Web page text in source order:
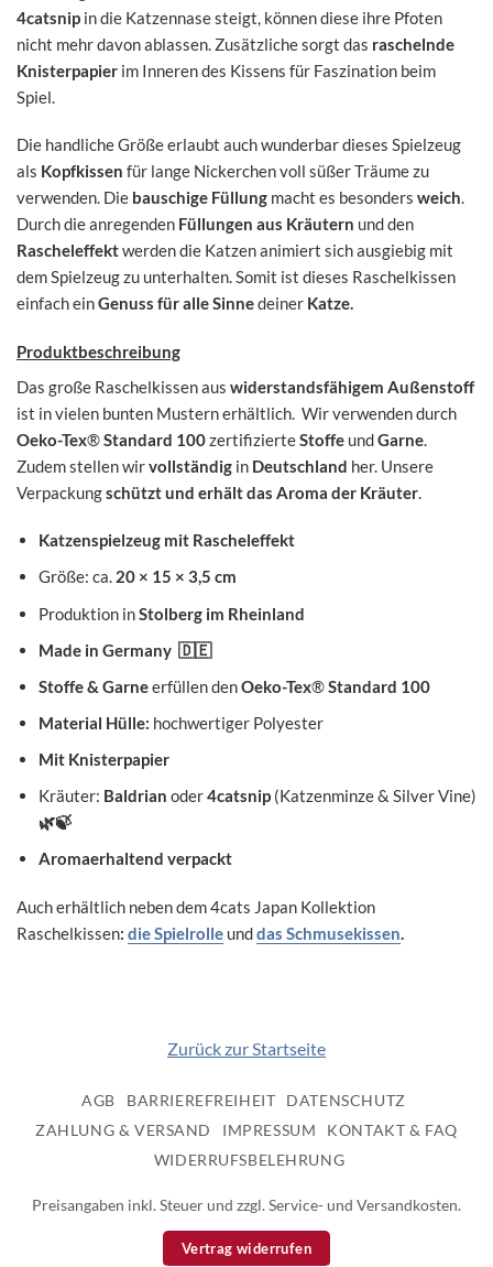
4catsnip in die Katzennase steigt, können diese ihre Pfoten
nicht mehr davon ablassen. Zusätzliche sorgt das raschelnde
Knisterpapier im Inneren des Kissens für Faszination beim
Spiel.
Die handliche Größe erlaubt auch wunderbar dieses Spielzeug
als Kopfkissen für lange Nickerchen voll süßer Träume zu
verwenden. Die bauschige Füllung macht es besonders weich.
Durch die anregenden Füllungen aus Kräutern und den
Rascheleffektwerden die Katzen animiert sich ausgiebig mit
dem Spielzeug zu unterhalten. Somit ist dieses Raschelkissen
einfach einGenuss für alle Sinnedeiner Katze.
Produktbeschreibung
Das große Raschelkissen aus widerstandsfähigem Außenstoff
ist in vielen bunten Mustern erhältlich. Wir verwenden durch
Oeko-Tex®Standard 100zertifizierteStoffe undGarne
Zudem stellen wirvollständig in Deutschland her. Unsere
Verpackungschützt und erhält das Aroma der Kräuter
Katzenspielzeug mit Rascheleffekt
Größe: ca. 20 × 15 × 3,5 cm
Produktion inStolberg im Rheinland
Made in Germany 🇩🇪
Stoffe & Garneerfüllen denOeko-Tex®Standard 100
Material Hülle: hochwertiger Polyester
Mit Knisterpapier
Kräuter: Baldrian oder4catsnip (Katzenminze & Silver Vine)
🌿🍃
Aromaerhaltend verpackt
Auch erhältlich neben dem 4cats Japan Kollektion
Raschelkissen: die Spielrolle unddas Schmusekissen.
Zurück zur Startseite
AGB BARRIEREFREIHEIT
DATENSCHUTZ
ZAHLUNG & VERSAND
IMPRESSUM
KONTAKT & FAQ
WIDERRUFSBELEHRUNG
Preisangaben inkl. Steuer und zzgl. Service- und Versandkosten.
Vertrag widerrufen